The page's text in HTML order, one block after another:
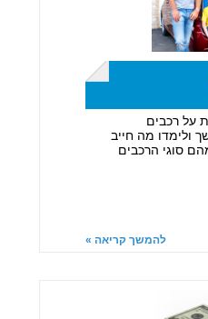
על רכבים
ולימדו מה חייב
סוגי הרכבים
להמשך קריאה »